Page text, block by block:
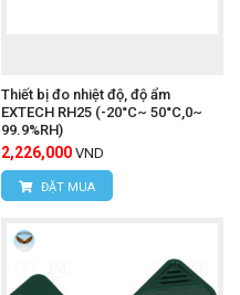
Thiết bị đo nhiệt độ, độ ẩm
EXTECH RH25 (-20°C~ 50°C,0~
99.9%RH)
2,226,000 VND
ĐẶT MUA